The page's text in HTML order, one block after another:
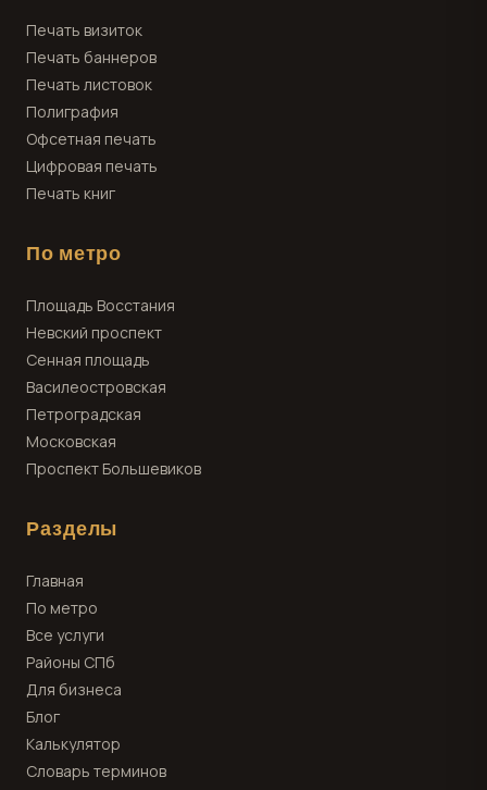
Печать визиток
Печать баннеров
Печать листовок
Полиграфия
Офсетная печать
Цифровая печать
Печать книг
По метро
Площадь Восстания
Невский проспект
Сенная площадь
Василеостровская
Петроградская
Московская
Проспект Большевиков
Разделы
Главная
По метро
Все услуги
Районы СПб
Для бизнеса
Блог
Калькулятор
Словарь терминов